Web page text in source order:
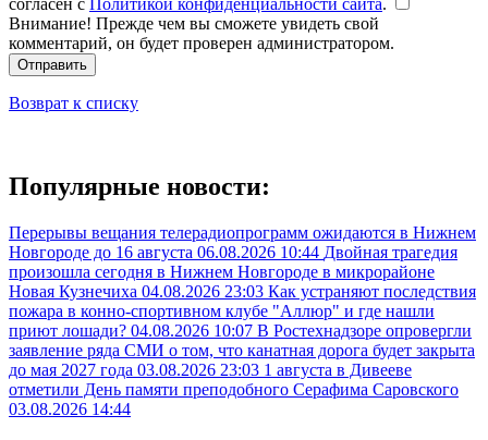
согласен с Политикой конфиденциальности сайта.
Внимание! Прежде чем вы сможете увидеть свой
комментарий, он будет проверен администратором.
Отправить
Возврат к списку
Популярные новости:
Перерывы вещания телерадиопрограмм ожидаются в Нижнем
Новгороде до 16 августа 06.08.2026 10:44 Двойная трагедия
произошла сегодня в Нижнем Новгороде в микрорайоне
Новая Кузнечиха 04.08.2026 23:03 Как устраняют последствия
пожара в конно-спортивном клубе "Аллюр" и где нашли
приют лошади? 04.08.2026 10:07 В Ростехнадзоре опровергли
заявление ряда СМИ о том, что канатная дорога будет закрыта
до мая 2027 года 03.08.2026 23:03 1 августа в Дивееве
отметили День памяти преподобного Серафима Саровского
03.08.2026 14:44